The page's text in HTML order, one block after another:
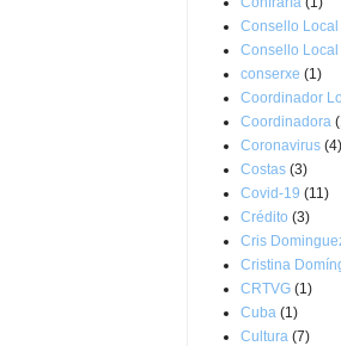
Consello Local
Consello
conserxe (1)
Coordinador
Coordinadora
Coronavirus (4)
Costas (3)
Covid-19 (11)
Crédito (3)
Cris
Cristina
CRTVG (1)
Cuba (1)
Cultura (7)